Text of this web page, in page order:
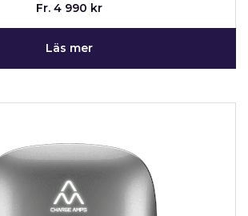
Fr. 4 990 kr
Läs mer